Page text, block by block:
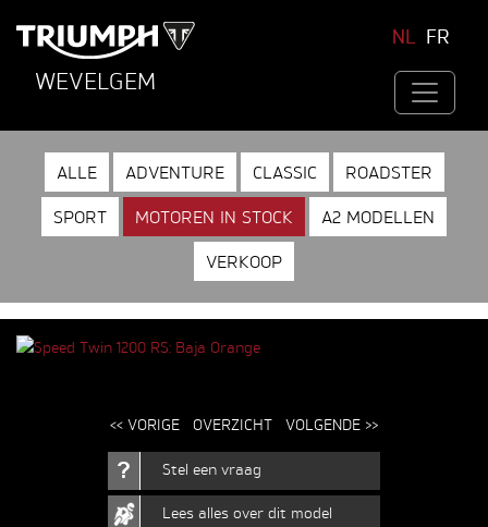
NL FR
WEVELGEM
ALLE ADVENTURE CLASSIC ROADSTER
SPORT MOTOREN IN STOCK A2 MODELLEN
VERKOOP
<< VORIGE OVERZICHT VOLGENDE >>
Stel een vraag
Lees alles over dit model